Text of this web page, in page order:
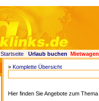
Startseite Urlaub buchen Mietwagen
» Komplette Übersicht
Hier finden Sie Angebote zum Thema